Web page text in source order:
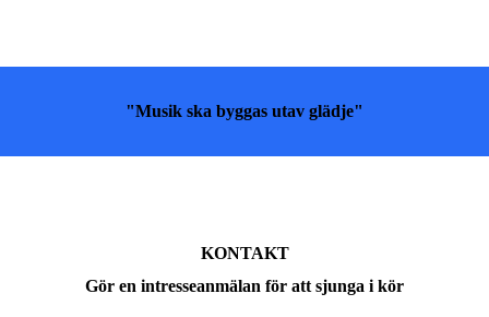
"Musik ska byggas utav glädje"
KONTAKT
Gör en intresseanmälan för att sjunga i kör